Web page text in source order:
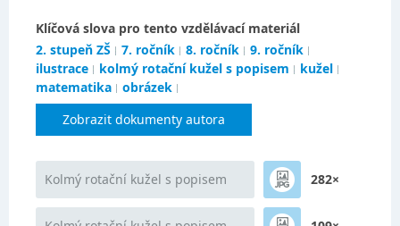
Klíčová slova pro tento vzdělávací materiál
2. stupeň ZŠ
7. ročník 8. ročník
9. ročník
ilustrace
kolmý rotační kužel s popisem
kužel
matematika
obrázek
Zobrazit dokumenty autora
Kolmý rotační kužel s popisem 282×